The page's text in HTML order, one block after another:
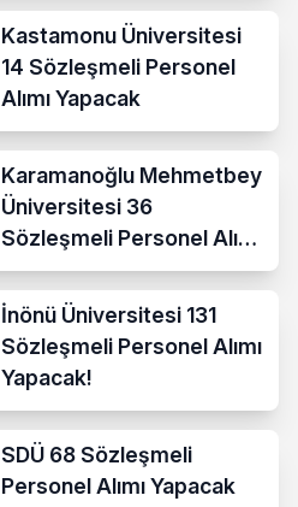
Kastamonu Üniversitesi
14 Sözleşmeli Personel
Alımı Yapacak
Karamanoğlu Mehmetbey
Üniversitesi 36
Sözleşmeli Personel Alımı
Yapacak
İnönü Üniversitesi 131
Sözleşmeli Personel Alımı
Yapacak!
SDÜ 68 Sözleşmeli
Personel Alımı Yapacak